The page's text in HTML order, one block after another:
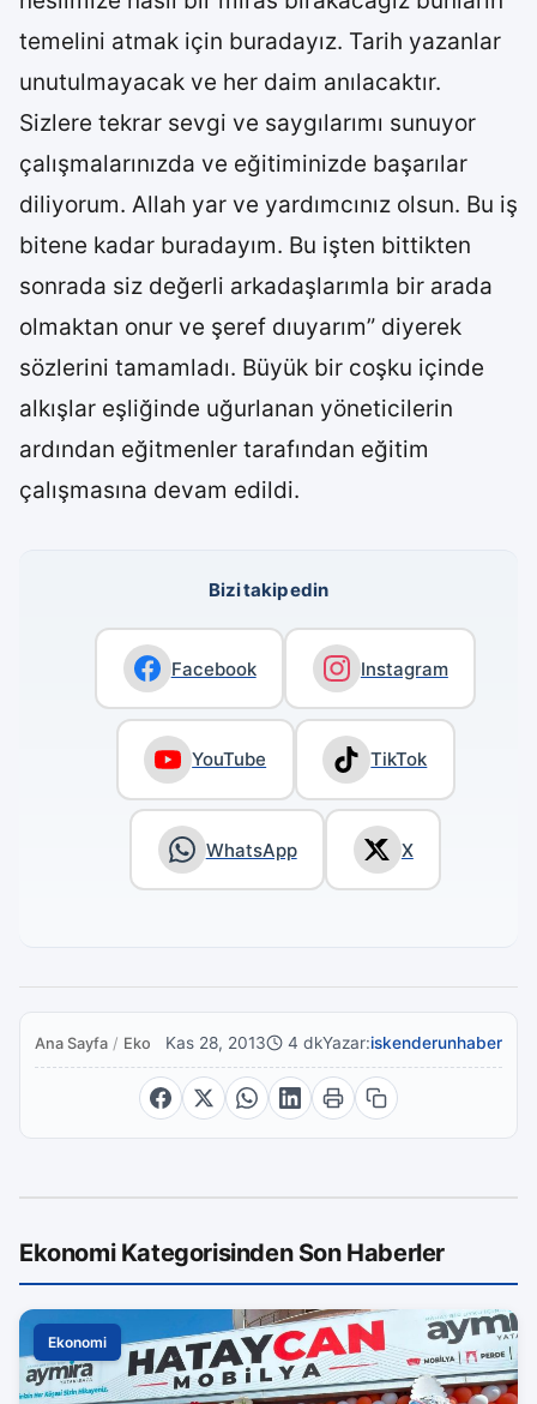
temelini atmak için buradayız. Tarih yazanlar
unutulmayacak ve her daim anılacaktır.
Sizlere tekrar sevgi ve saygılarımı sunuyor
çalışmalarınızda ve eğitiminizde başarılar
diliyorum. Allah yar ve yardımcınız olsun. Bu iş
bitene kadar buradayım. Bu işten bittikten
sonrada siz değerli arkadaşlarımla bir arada
olmaktan onur ve şeref dıuyarım” diyerek
sözlerini tamamladı. Büyük bir coşku içinde
alkışlar eşliğinde uğurlanan yöneticilerin
ardından eğitmenler tarafından eğitim
çalışmasına devam edildi.
Bizi takip edin
Facebook Instagram
YouTube TikTok
WhatsApp X
Ana Sayfa / EkonomiKas 28, 2013 4 dkYazar:iskenderunhaber
Ekonomi Kategorisinden Son Haberler
Ekonomi